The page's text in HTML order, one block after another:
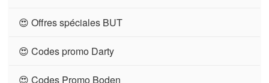
😍 Offres spéciales BUT
😍 Codes promo Darty
😍 Codes Promo Boden